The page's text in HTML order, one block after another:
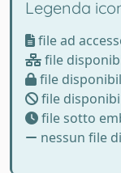
Legenda
file ad
file
file
file
file sotto
nessun file